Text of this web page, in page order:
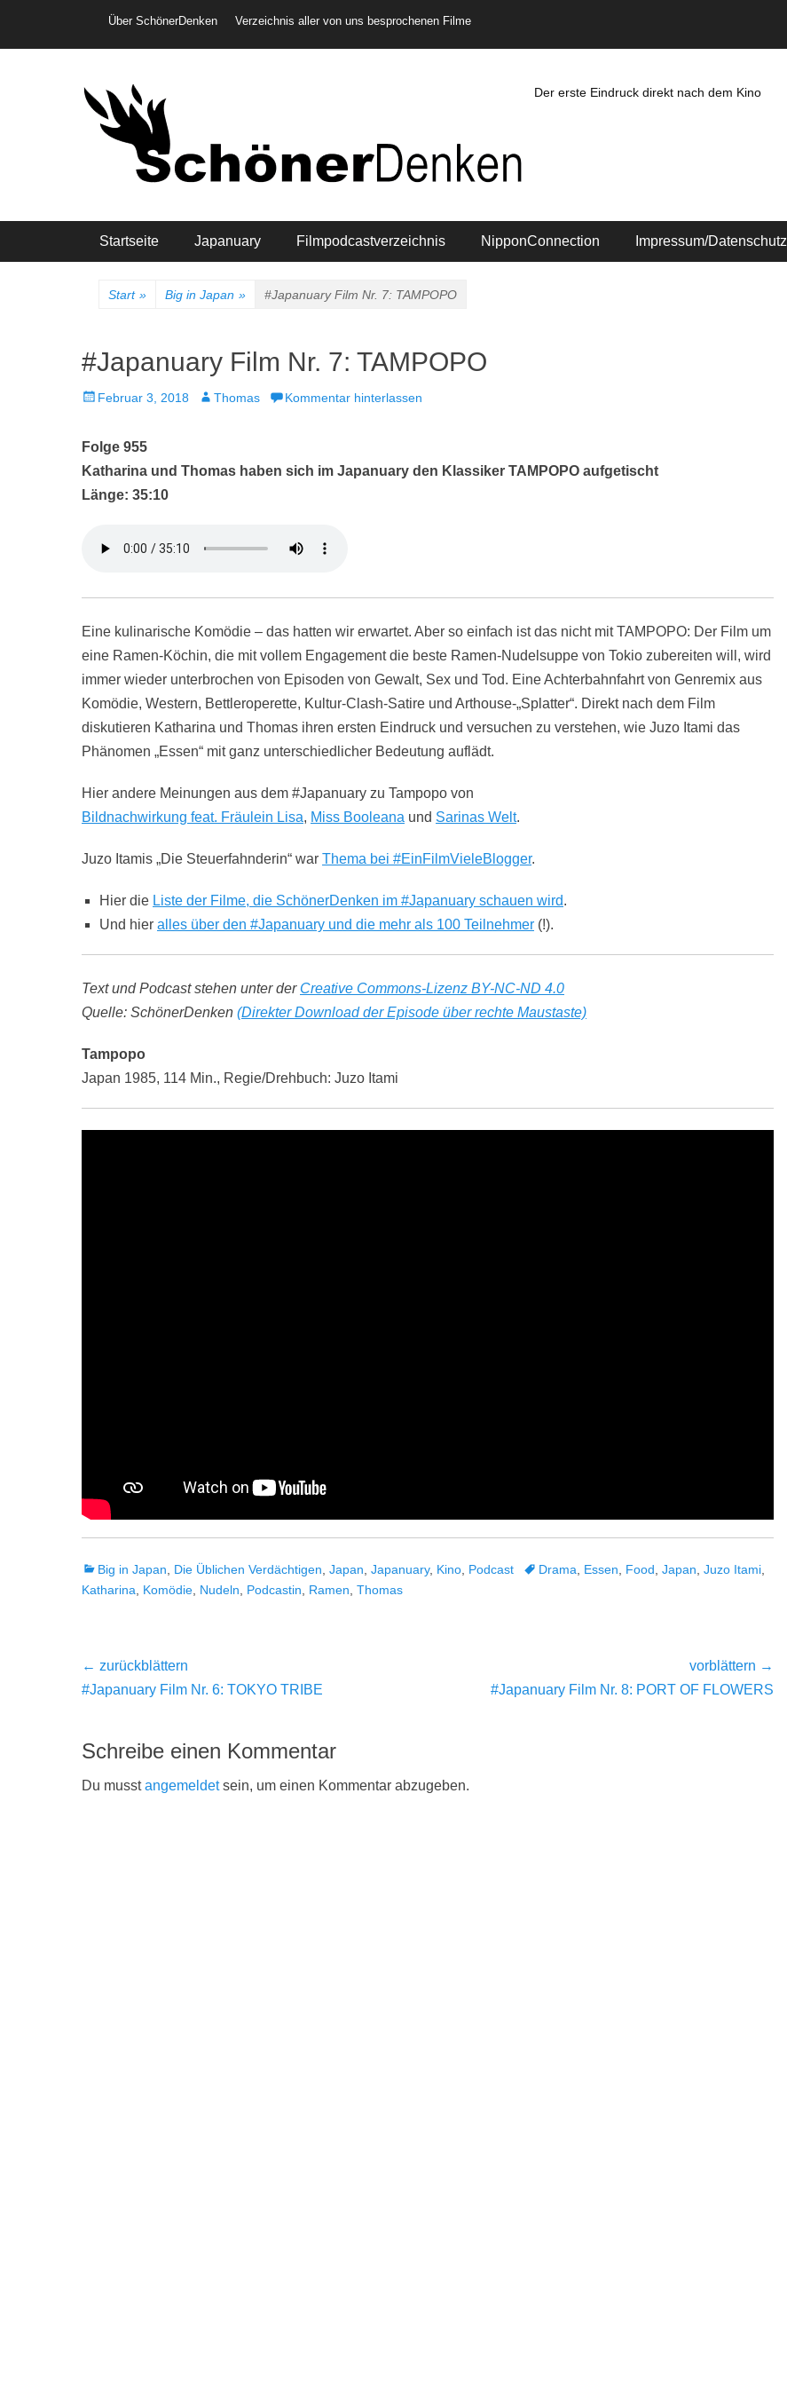
Header-Menü
Über SchönerDenken Verzeichnis aller von uns besprochenen Filme
Der erste Eindruck direkt nach dem Kino
Hauptmenü
Startseite Japanuary Filmpodcastverzeichnis NipponConnection Impressum/Datenschutz
Start » Big in Japan » #Japanuary Film Nr. 7: TAMPOPO
#Japanuary Film Nr. 7: TAMPOPO
Veröffentlicht
Februar 3, 2018 AutorThomas Kommentar hinterlassen
Folge 955
Katharina und Thomas haben sich im Japanuary den Klassiker TAMPOPO aufgetischt
Länge: 35:10
Eine kulinarische Komödie – das hatten wir erwartet. Aber so einfach ist das nicht mit TAMPOPO: Der Film um
eine Ramen-Köchin, die mit vollem Engagement die beste Ramen-Nudelsuppe von Tokio zubereiten will, wird
immer wieder unterbrochen von Episoden von Gewalt, Sex und Tod. Eine Achterbahnfahrt von Genremix aus
Komödie, Western, Bettleroperette, Kultur-Clash-Satire und Arthouse-„Splatter“. Direkt nach dem Film
diskutieren Katharina und Thomas ihren ersten Eindruck und versuchen zu verstehen, wie Juzo Itami das
Phänomen „Essen“ mit ganz unterschiedlicher Bedeutung auflädt.
Hier andere Meinungen aus dem #Japanuary zu Tampopo von
Bildnachwirkung feat. Fräulein Lisa, Miss Booleana und Sarinas Welt.
Juzo Itamis „Die Steuerfahnderin“ war Thema bei #EinFilmVieleBlogger.
Hier die Liste der Filme, die SchönerDenken im #Japanuary schauen wird.
Und hier alles über den #Japanuary und die mehr als 100 Teilnehmer (!).
Text und Podcast stehen unter der Creative Commons-Lizenz BY-NC-ND 4.0
Quelle: SchönerDenken (Direkter Download der Episode über rechte Maustaste)
Tampopo
Japan 1985, 114 Min., Regie/Drehbuch: Juzo Itami
Kategorien
Big in Japan Die Üblichen Verdächtigen Japan Japanuary, Kino Podcast TagsDrama Essen Food Japan Juzo Itami
Katharina
Komödie Nudeln Podcastin Ramen Thomas
Beitragsnavigation
← zurückblättern
Vorheriger
#Japanuary Film Nr. 6: TOKYO TRIBE
vorblättern →
#Japanuary Film Nr. 8: PORT OF FLOWERS
Schreibe einen Kommentar
Du musstangemeldetsein, um einen Kommentar abzugeben.